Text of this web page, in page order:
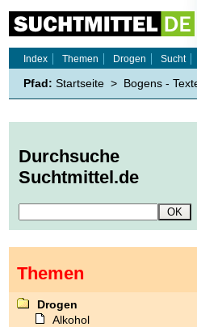
Index
Themen Drogen Sucht
Pfad: Startseite > Bogens -
Durchsuche
Suchtmittel.de
Themen
Drogen
Alkohol